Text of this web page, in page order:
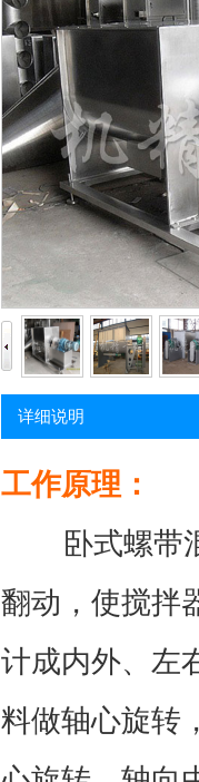
详细说明
工作原理：
卧式螺带混
翻动，使搅拌
计成内外、左
料做轴心旋转